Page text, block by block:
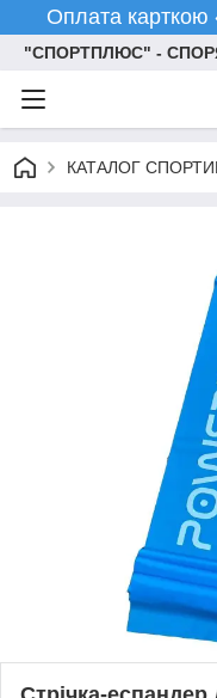
Оплата карткою
"СПОРТПЛЮС" -
КАТАЛОГ